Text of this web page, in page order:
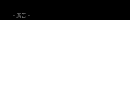
- 廣告 -